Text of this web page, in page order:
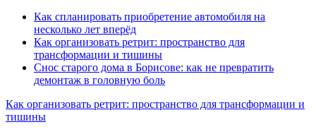
Как спланировать приобретение автомобиля на
несколько лет вперёд
Как организовать ретрит: пространство для
трансформации и тишины
Снос старого дома в Борисове: как не превратить
демонтаж в головную боль
Как организовать ретрит: пространство для трансформации и
тишины